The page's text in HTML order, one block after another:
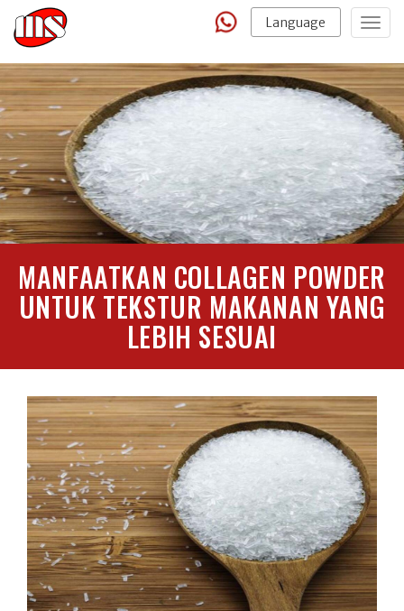
Language
MANFAATKAN COLLAGEN POWDER
UNTUK TEKSTUR MAKANAN YANG
LEBIH SESUAI